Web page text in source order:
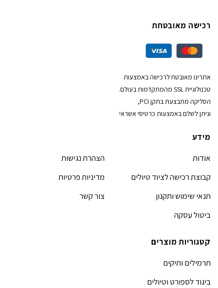
רכישה מאובטחת
אתרינו מאובטח לרכישה באמצעות
טכנולוגיית SSL מהמתקדמות בעולם.
הסליקה מתבצעת בתקן PCI,
וניתן לשלם באמצעות כרטיסי אשראי
מידע
אודות
קבוצת רכישה לציוד טיולים
תנאי שימוש ותקנון
ביטול עסקה
הצהרת נגישות
מדיניות פרטיות
צור קשר
קטגוריות מוצרים
תרמילים ותיקים
ביגוד לספורט וטיולים